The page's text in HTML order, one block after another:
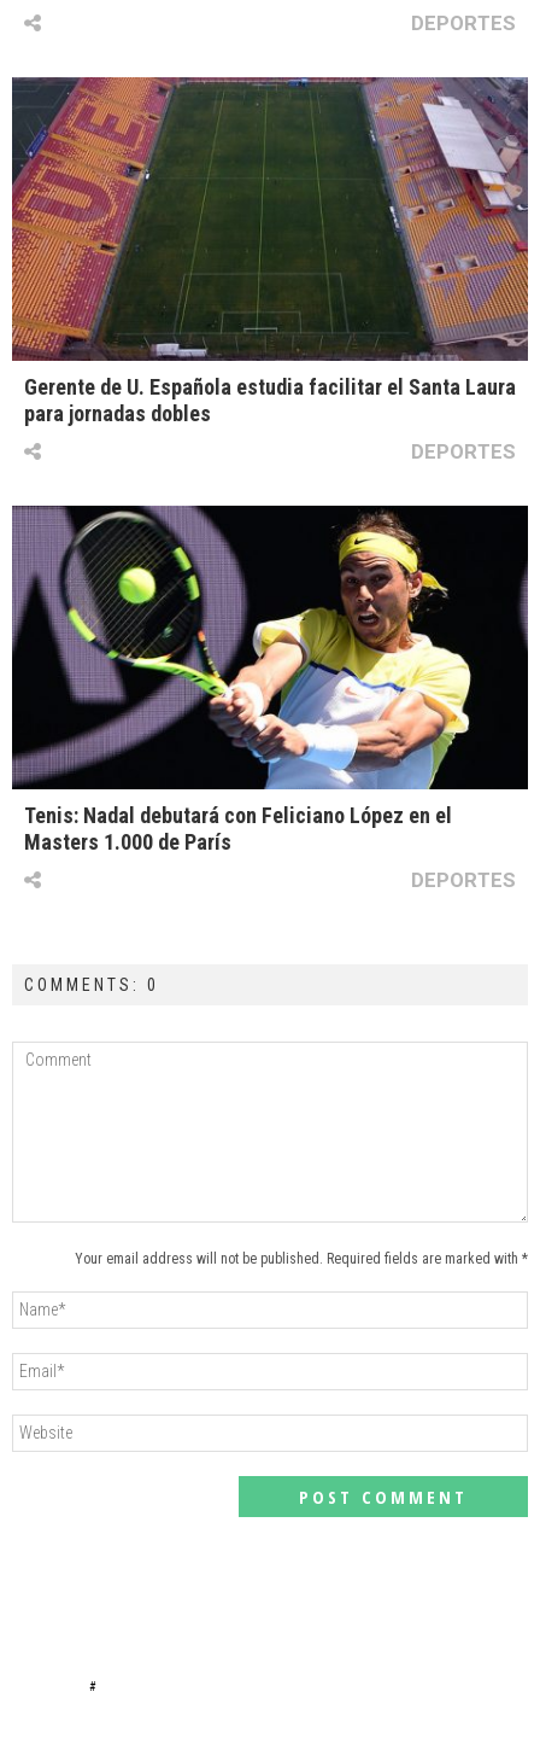
DEPORTES
Gerente de U. Española estudia facilitar el Santa Laura
para jornadas dobles
DEPORTES
Tenis: Nadal debutará con Feliciano López en el
Masters 1.000 de París
DEPORTES
COMMENTS: 0
Your email address will not be published. Required fields are marked with *
#